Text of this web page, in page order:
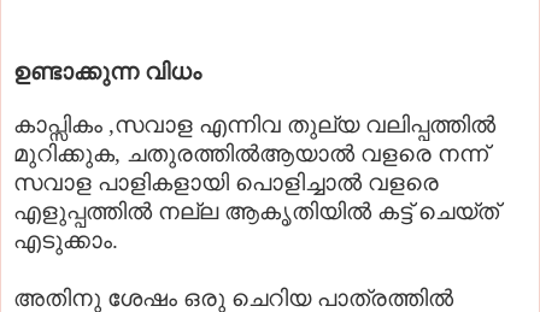
ഉണ്ടാക്കുന്ന വിധം
കാപ്സികം ,സവാള എന്നിവ തുല്യ വലിപ്പത്തില്‍
മുറിക്കുക, ചതുരത്തില്‍ആയാല്‍ വളരെ നന്ന്
സവാള പാളികളായി പൊളിച്ചാല്‍ വളരെ
എളുപ്പത്തില്‍ നല്ല ആകൃതിയില്‍ കട്ട്‌ ചെയ്ത്
എടുക്കാം.
അതിനു ശേഷം ഒരു ചെറിയ പാത്രത്തില്‍